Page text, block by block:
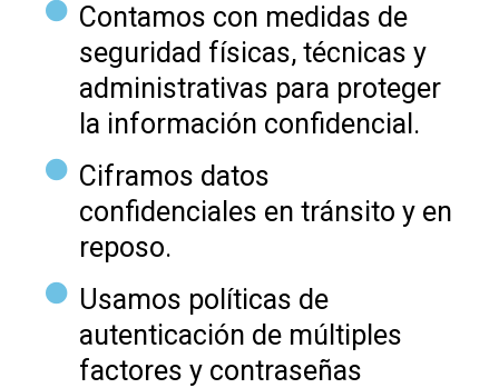
Contamos con medidas de
seguridad físicas, técnicas y
administrativas para proteger
la información confidencial.
Ciframos datos
confidenciales en tránsito y en
reposo.
Usamos políticas de
autenticación de múltiples
factores y contraseñas